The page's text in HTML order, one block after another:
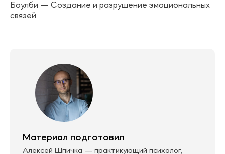
Боулби — Создание и разрушение эмоциональных
связей
Материал подготовил
Алексей Шпичка — практикующий психолог,